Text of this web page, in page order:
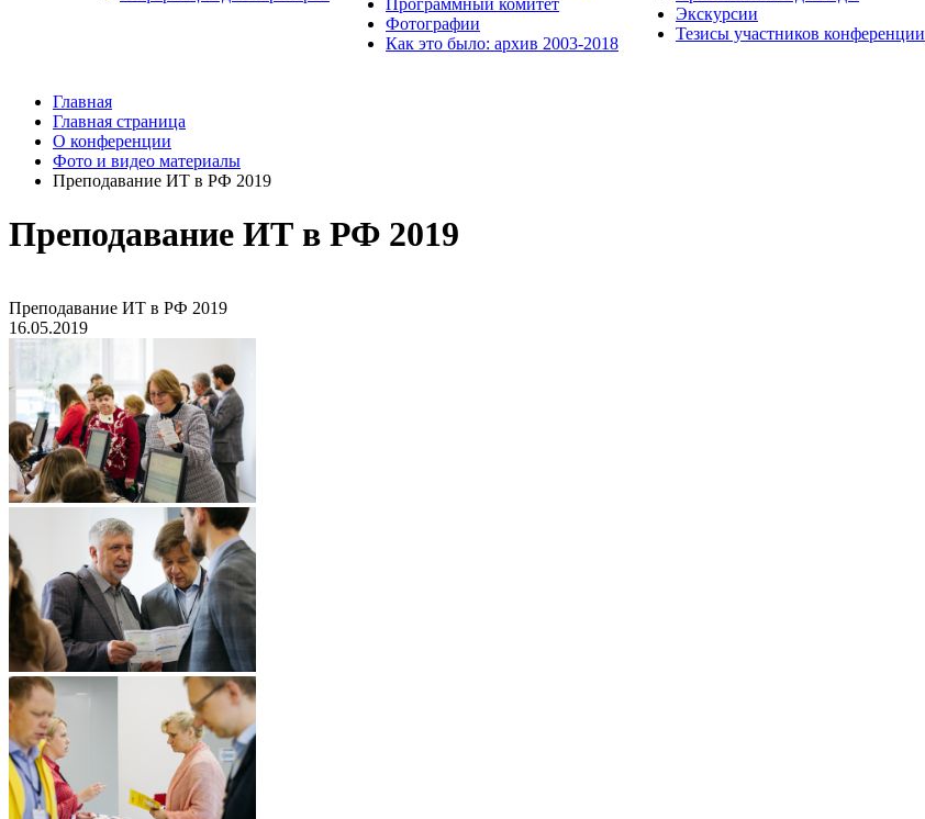
Фотографии
Как это было: архив 2003-2018
Экскурсии
Тезисы участников конференции
Главная
Главная страница
О конференции
Фото и видео материалы
Преподавание ИТ в РФ 2019
Преподавание ИТ в РФ 2019
Преподавание ИТ в РФ 2019
16.05.2019